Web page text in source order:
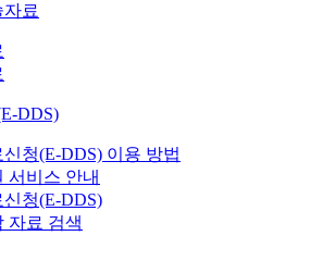
료
DDS)
청(E-DDS) 이용 방법
서비스 안내
청(E-DDS)
자료 검색